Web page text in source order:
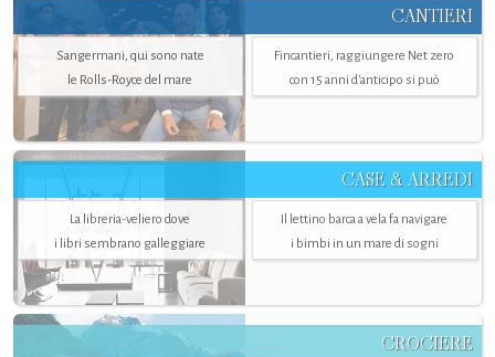
CANTIERI
Sangermani, qui sono nate
le Rolls-Royce del mare
Fincantieri, raggiungere Net zero
con 15 anni d'anticipo si può
CASE & ARREDI
La libreria-veliero dove
i libri sembrano galleggiare
Il lettino barca a vela fa navigare
i bimbi in un mare di sogni
CROCIERE